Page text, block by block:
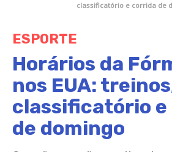
classificatório e corrida de
ESPORTE
Horários da
nos EUA:
classificatório
de domingo